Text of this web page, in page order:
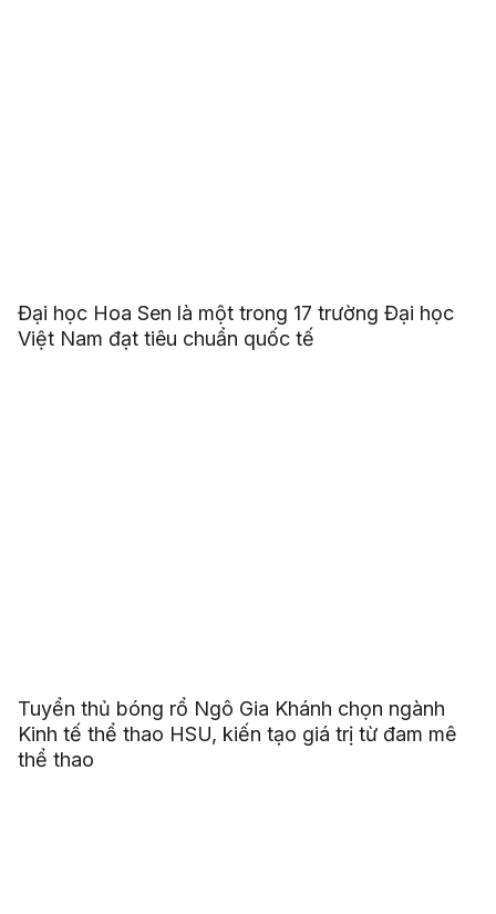
Đại học Hoa Sen là một trong 17 trường Đại học
Việt Nam đạt tiêu chuẩn quốc tế
Tuyển thủ bóng rổ Ngô Gia Khánh chọn ngành
Kinh tế thể thao HSU, kiến tạo giá trị từ đam mê
thể thao